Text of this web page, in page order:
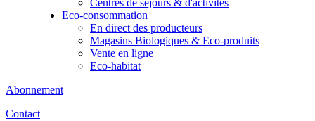
Centres de séjours & d'activités
Eco-consommation
En direct des producteurs
Magasins Biologiques & Eco-produits
Vente en ligne
Eco-habitat
Abonnement
Contact